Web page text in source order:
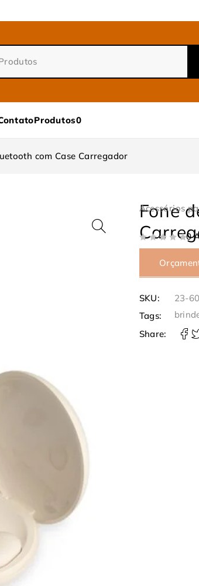
Produtos0
com Case Carregador
Acessórios
Fone
0
SKU:
23-
Tags:
Share: